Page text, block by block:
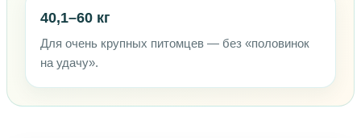
40,1–60 кг
Для очень крупных питомцев — без «половинок
на удачу».